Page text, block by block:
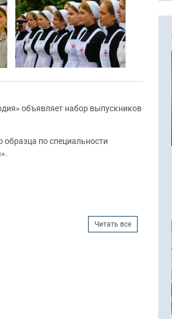
объявляет набор выпускников
по специальности
Читать все